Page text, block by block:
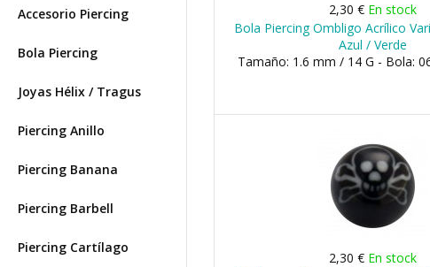
Accesorio Piercing
Bola Piercing
Joyas Hélix / Tragus
Piercing Anillo
Piercing Banana
Piercing Barbell
Piercing Cartílago
2,30 € En stock
Bola Piercing Ombligo Acrílico
Azul / Verde
Tamaño: 1.6 mm / 14 G - Bola:
2,30 € En stock